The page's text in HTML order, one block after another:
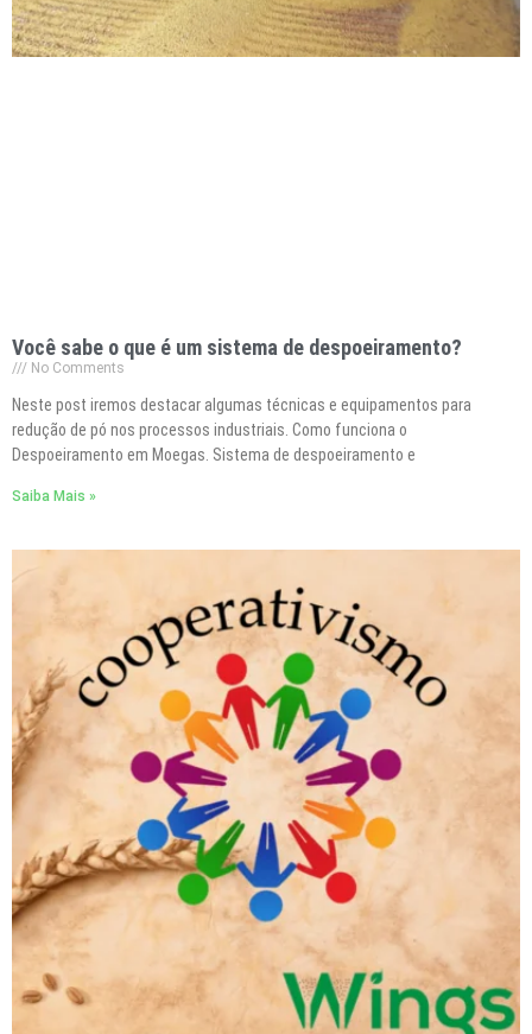
Você sabe o que é um sistema de despoeiramento?
No Comments
Neste post iremos destacar algumas técnicas e equipamentos para
redução de pó nos processos industriais. Como funciona o
Despoeiramento em Moegas. Sistema de despoeiramento e
Saiba Mais »